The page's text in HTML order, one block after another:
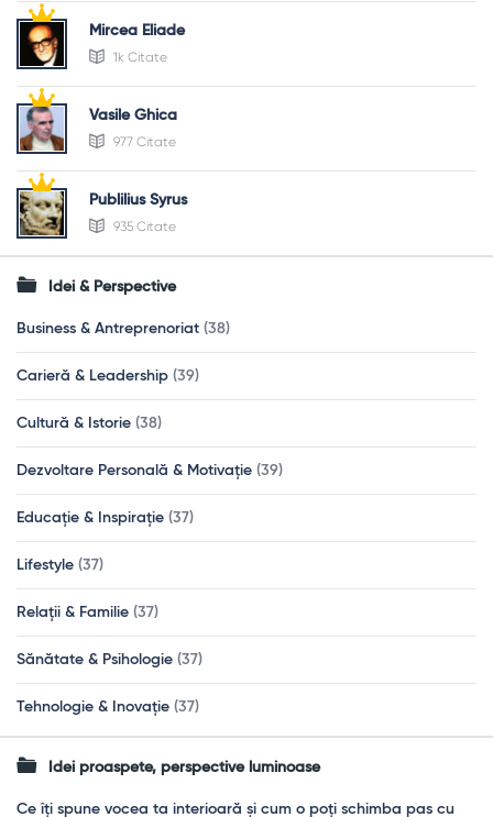
Mircea Eliade
1k Citate
Vasile Ghica
977 Citate
Publilius Syrus
935 Citate
Idei & Perspective
Business & Antreprenoriat (38)
Carieră & Leadership (39)
Cultură & Istorie (38)
Dezvoltare Personală & Motivație (39)
Educație & Inspirație (37)
Lifestyle (37)
Relații & Familie (37)
Sănătate & Psihologie (37)
Tehnologie & Inovație (37)
Idei proaspete, perspective luminoase
Ce îți spune vocea ta interioară și cum o poți schimba pas cu